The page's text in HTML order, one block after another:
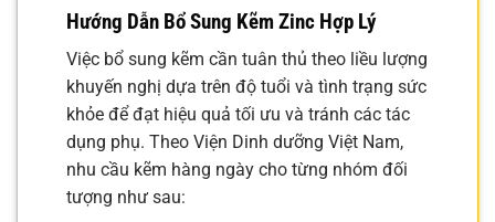
Hướng Dẫn Bổ Sung Kẽm Zinc Hợp Lý
Việc bổ sung kẽm cần tuân thủ theo liều lượng
khuyến nghị dựa trên độ tuổi và tình trạng sức
khỏe để đạt hiệu quả tối ưu và tránh các tác
dụng phụ. Theo Viện Dinh dưỡng Việt Nam,
nhu cầu kẽm hàng ngày cho từng nhóm đối
tượng như sau: